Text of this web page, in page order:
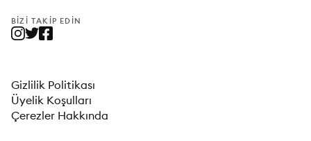
BIZI TAKIP EDIN
Gizlilik Politikası
Üyelik Koşulları
Çerezler Hakkında